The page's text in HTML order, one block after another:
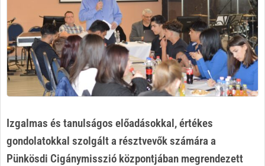
Izgalmas és tanulságos előadásokkal, értékes
gondolatokkal szolgált a résztvevők számára a
Pünkösdi Cigánymisszió központjában megrendezett